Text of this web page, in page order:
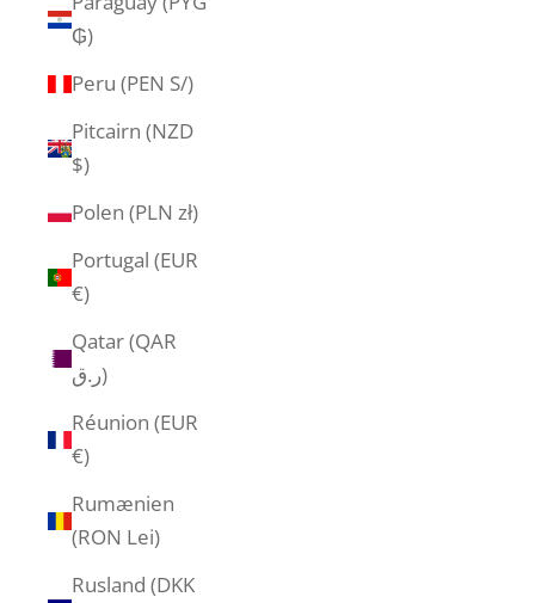
₲)
Peru (PEN S/)
Pitcairn (NZD
$)
Polen (PLN zł)
Portugal (EUR
€)
Qatar (QAR
ر.ق)
Réunion (EUR
€)
Rumænien
(RON Lei)
Rusland (DKK